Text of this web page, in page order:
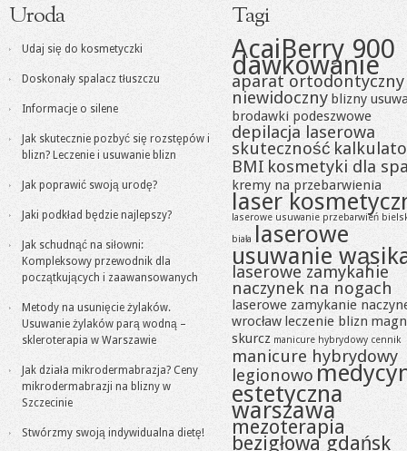
Uroda
Udaj się do kosmetyczki
Doskonały spalacz tłuszczu
Informacje o silene
Jak skutecznie pozbyć się rozstępów i
blizn? Leczenie i usuwanie blizn
Jak poprawić swoją urodę?
Jaki podkład będzie najlepszy?
Jak schudnąć na siłowni:
Kompleksowy przewodnik dla
początkujących i zaawansowanych
Metody na usunięcie żylaków.
Usuwanie żylaków parą wodną –
skleroterapia w Warszawie
Jak działa mikrodermabrazja? Ceny
mikrodermabrazji na blizny w
Szczecinie
Stwórzmy swoją indywidualna dietę!
Tagi
AcaiBerry 900
dawkowanie
aparat ortodontyczny
niewidoczny blizny
brodawki podeszwowe
depilacja laserowa
skuteczność
BMI kosmetyki dla
kremy na przebarwienia
laser
laserowe usuwanie przebarwień
biała laserowe
usuwanie
laserowe zamykanie
naczynek na nogach
laserowe zamykanie
wrocław leczenie blizn
skurcz manicure hybrydowy cennik
manicure hybrydowy
legionowo
estetyczna
warszawa
mezoterapia
bezigłowa gdańsk